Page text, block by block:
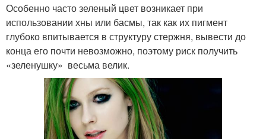
Особенно часто зеленый цвет возникает при
использовании хны или басмы, так как их пигмент
глубоко впитывается в структуру стержня, вывести до
конца его почти невозможно, поэтому риск получить
«зеленушку» весьма велик.